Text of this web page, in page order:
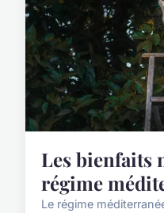
Les bienfaits
régime
Le régime